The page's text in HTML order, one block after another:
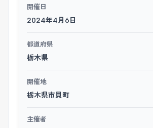
開催日
2024年4月6日
都道府県
栃木県
開催地
栃木県市貝町
主催者